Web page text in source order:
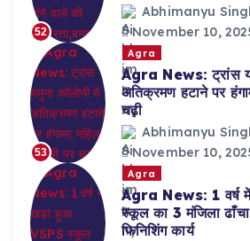
52
Abhimanyu
November 10,
53
Agra
Agra News: ट्रांस
अतिक्रमण हटाने पर
चढ़ी
Abhimanyu
November 10,
Agra
Agra News: 1 वर्ष
स्कूल का 3 मंजिला
फिनिशिंग कार्य